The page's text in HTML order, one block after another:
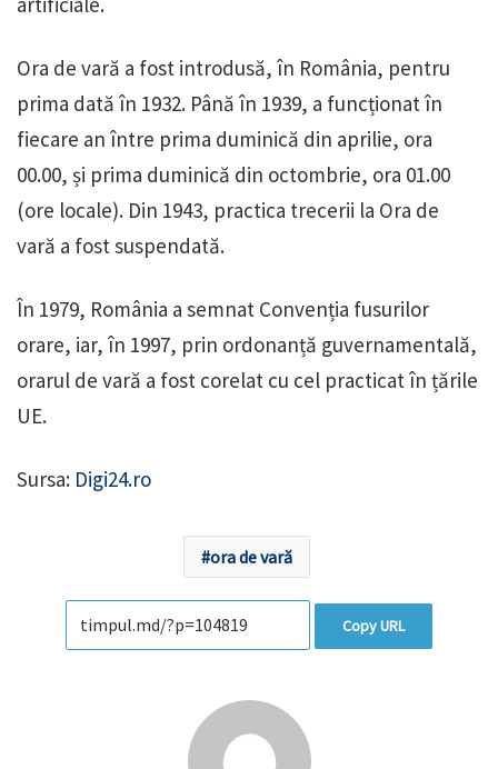
Ora de vară a fost introdusă, în România, pentru
prima dată în 1932. Până în 1939, a funcționat în
fiecare an între prima duminică din aprilie, ora
00.00, și prima duminică din octombrie, ora 01.00
(ore locale). Din 1943, practica trecerii la Ora de
vară a fost suspendată.
În 1979, România a semnat Convenția fusurilor
orare, iar, în 1997, prin ordonanță guvernamentală,
orarul de vară a fost corelat cu cel practicat în țările
UE.
Sursa: Digi24.ro
ora de vară
Copy URL